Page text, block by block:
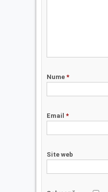
Nume *
Email *
Site web